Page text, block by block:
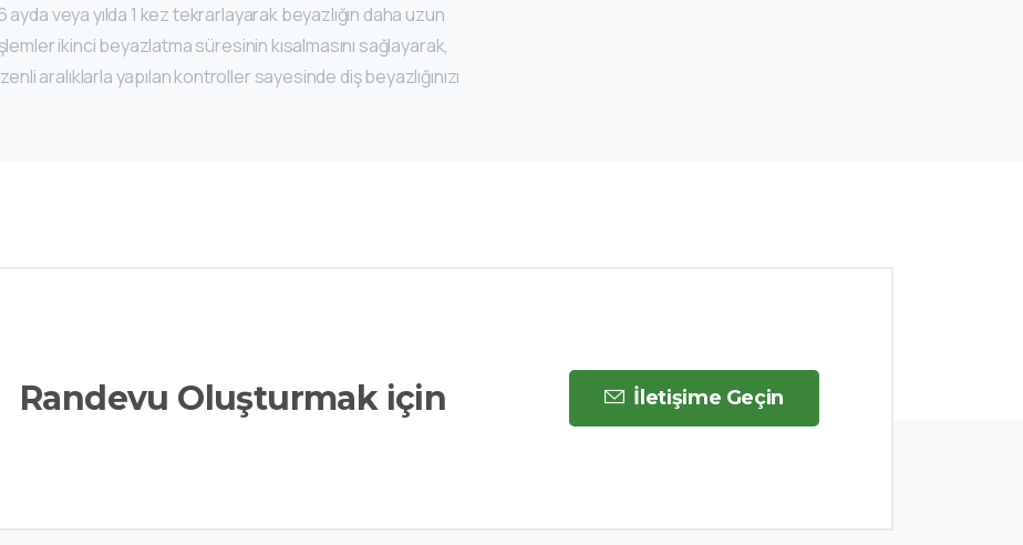
veya yılda 1 kez tekrarlayarak beyazlığın daha uzun
ikinci beyazlatma süresinin kısalmasını sağlayarak,
aralıklarla yapılan kontroller sayesinde diş beyazlığınızı
Randevu Oluşturmak için İletişime Geçin